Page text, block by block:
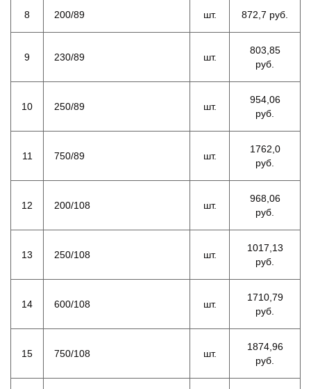
8 200/89 шт. 872,7 руб.
9 230/89 шт.
803,85
руб.
10 250/89 шт.
954,06
руб.
11 750/89 шт.
1762,0
руб.
12 200/108 шт.
968,06
руб.
13 250/108 шт.
1017,13
руб.
14 600/108 шт.
1710,79
руб.
15 750/108 шт.
1874,96
руб.